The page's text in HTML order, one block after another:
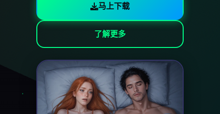
马上下载
了解更多